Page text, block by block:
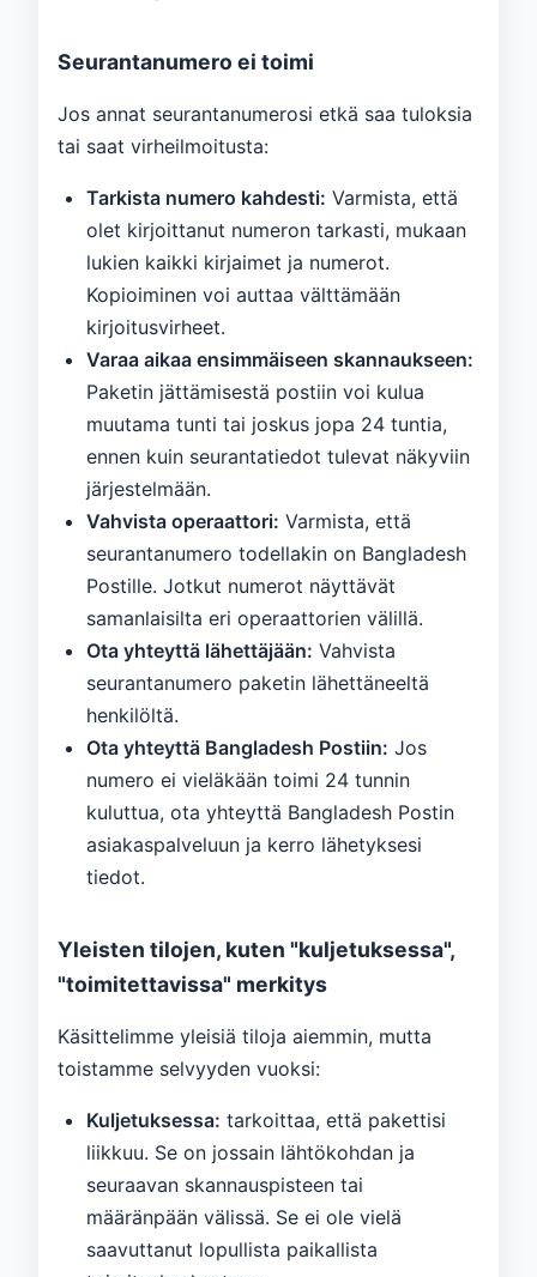
Seurantanumero ei toimi
Jos annat seurantanumerosi etkä saa tuloksia
tai saat virheilmoitusta:
Tarkista numero kahdesti: Varmista, että
olet kirjoittanut numeron tarkasti, mukaan
lukien kaikki kirjaimet ja numerot.
Kopioiminen voi auttaa välttämään
kirjoitusvirheet.
Varaa aikaa ensimmäiseen skannaukseen:
Paketin jättämisestä postiin voi kulua
muutama tunti tai joskus jopa 24 tuntia,
ennen kuin seurantatiedot tulevat näkyviin
järjestelmään.
Vahvista operaattori: Varmista, että
seurantanumero todellakin on Bangladesh
Postille. Jotkut numerot näyttävät
samanlaisilta eri operaattorien välillä.
Ota yhteyttä lähettäjään: Vahvista
seurantanumero paketin lähettäneeltä
henkilöltä.
Ota yhteyttä Bangladesh Postiin: Jos
numero ei vieläkään toimi 24 tunnin
kuluttua, ota yhteyttä Bangladesh Postin
asiakaspalveluun ja kerro lähetyksesi
tiedot.
Yleisten tilojen, kuten "kuljetuksessa",
"toimitettavissa" merkitys
Käsittelimme yleisiä tiloja aiemmin, mutta
toistamme selvyyden vuoksi:
Kuljetuksessa: tarkoittaa, että pakettisi
liikkuu. Se on jossain lähtökohdan ja
seuraavan skannauspisteen tai
määränpään välissä. Se ei ole vielä
saavuttanut lopullista paikallista